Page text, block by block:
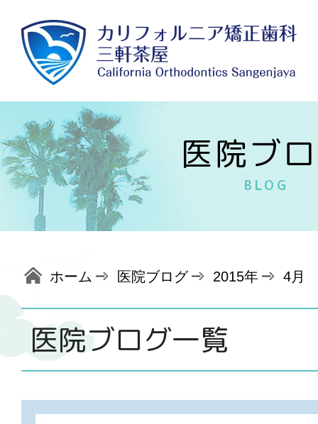
医院ブ
BLOG
ホーム 医院ブログ 2015年 4月
医院ブログ一覧